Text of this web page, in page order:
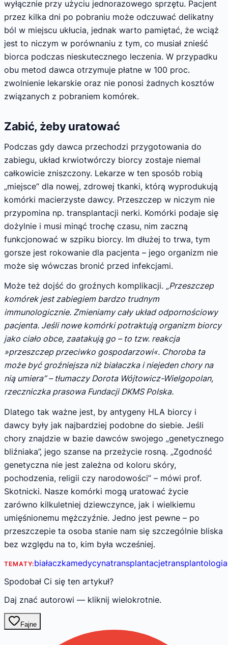
wyłącznie przy użyciu jednorazowego sprzętu. Pacjent
przez kilka dni po pobraniu może odczuwać delikatny
ból w miejscu ukłucia, jednak warto pamiętać, że wciąż
jest to niczym w porównaniu z tym, co musiał znieść
biorca podczas nieskutecznego leczenia. W przypadku
obu metod dawca otrzymuje płatne w 100 proc.
zwolnienie lekarskie oraz nie ponosi żadnych kosztów
związanych z pobraniem komórek.
Zabić, żeby uratować
Podczas gdy dawca przechodzi przygotowania do
zabiegu, układ krwiotwórczy biorcy zostaje niemal
całkowicie zniszczony. Lekarze w ten sposób robią
„miejsce” dla nowej, zdrowej tkanki, którą wyprodukują
komórki macierzyste dawcy. Przeszczep w niczym nie
przypomina np. transplantacji nerki. Komórki podaje się
dożylnie i musi minąć trochę czasu, nim zaczną
funkcjonować w szpiku biorcy. Im dłużej to trwa, tym
gorsze jest rokowanie dla pacjenta – jego organizm nie
może się wówczas bronić przed infekcjami.
Może też dojść do groźnych komplikacji. „Przeszczep
komórek jest zabiegiem bardzo trudnym
immunologicznie. Zmieniamy cały układ odpornościowy
pacjenta. Jeśli nowe komórki potraktują organizm biorcy
jako ciało obce, zaatakują go – to tzw. reakcja
»przeszczep przeciwko gospodarzowi«. Choroba ta
może być groźniejsza niż białaczka i niejeden chory na
nią umiera” – tłumaczy Dorota Wójtowicz-Wielgopolan,
rzeczniczka prasowa Fundacji DKMS Polska.
Dlatego tak ważne jest, by antygeny HLA biorcy i
dawcy były jak najbardziej podobne do siebie. Jeśli
chory znajdzie w bazie dawców swojego „genetycznego
bliźniaka”, jego szanse na przeżycie rosną. „Zgodność
genetyczna nie jest zależna od koloru skóry,
pochodzenia, religii czy narodowości” – mówi prof.
Skotnicki. Nasze komórki mogą uratować życie
zarówno kilkuletniej dziewczynce, jak i wielkiemu
umięśnionemu mężczyźnie. Jedno jest pewne – po
przeszczepie ta osoba stanie nam się szczególnie bliska
bez względu na to, kim była wcześniej.
TEMATY:białaczkamedycynatransplantacjetransplantologia
Spodobał Ci się ten artykuł?
Daj znać autorowi — kliknij wielokrotnie.
Fajne